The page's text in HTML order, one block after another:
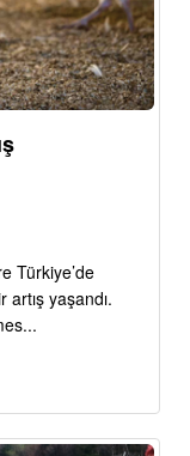
Türkiye’de
artış yaşandı.